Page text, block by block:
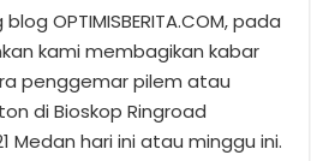
OPTIMISBERITA.COM, pada
kami membagikan kabar
penggemar pilem atau
di Bioskop Ringroad
Medan hari ini atau minggu ini.